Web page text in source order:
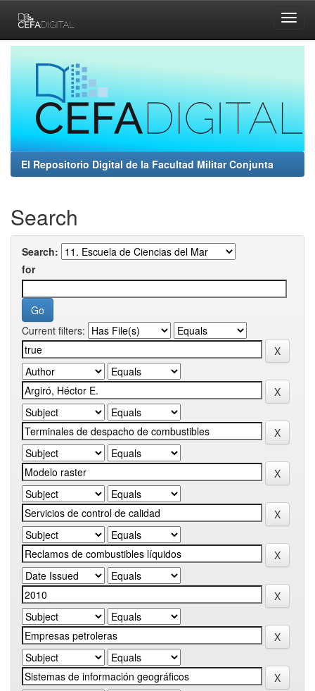
navigation
El Repositorio Digital de la Facultad Militar Conjunta
Search
Search:
for
Current filters: